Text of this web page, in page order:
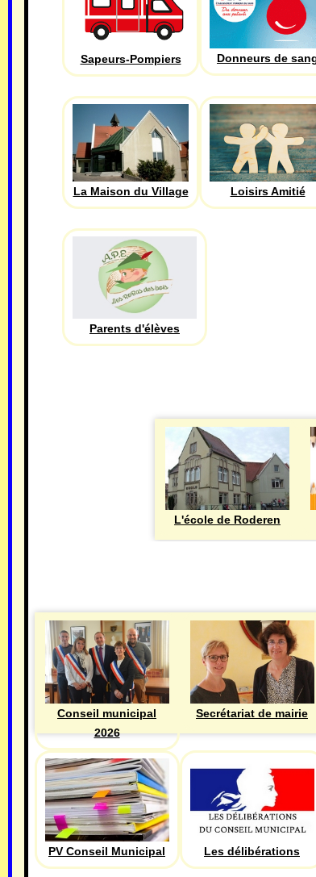
Sapeurs-Pompiers Donneurs de
La Maison du Village Loisirs Amitié
Parents d'élèves
L'école de Roderen
Conseil municipal
2026
Secrétariat de mairie
PV Conseil Municipal Les délibérations